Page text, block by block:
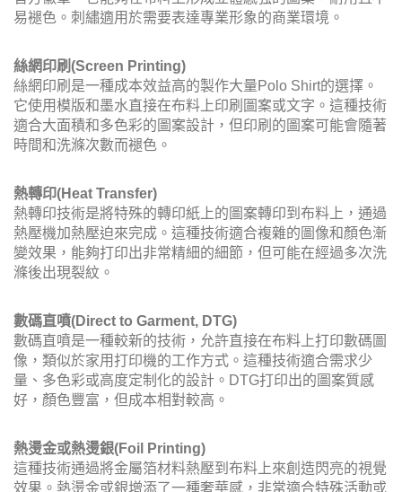
易褪色。刺繡適用於需要表達專業形象的商業環境。
絲網印刷是一種成本效益高的製作大量Polo Shirt的選擇。
它使用模版和墨水直接在布料上印刷圖案或文字。這種技術
適合大面積和多色彩的圖案設計，但印刷的圖案可能會隨著
時間和洗滌次數而褪色。
熱轉印技術是將特殊的轉印紙上的圖案轉印到布料上，通過
熱壓機加熱壓迫來完成。這種技術適合複雜的圖像和顏色漸
變效果，能夠打印出非常精細的細節，但可能在經過多次洗
滌後出現裂紋。
數碼直噴是一種較新的技術，允許直接在布料上打印數碼圖
像，類似於家用打印機的工作方式。這種技術適合需求少
量、多色彩或高度定制化的設計。DTG打印出的圖案質感
好，顏色豐富，但成本相對較高。
這種技術通過將金屬箔材料熱壓到布料上來創造閃亮的視覺
效果。熱燙金或銀增添了一種奢華感，非常適合特殊活動或